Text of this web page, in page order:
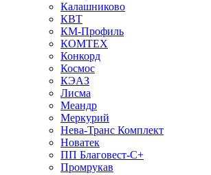
Калашниково
КВТ
КМ-Профиль
КОМТЕХ
Конкорд
Космос
КЭАЗ
Лисма
Меандр
Меркурий
Нева-Транс Комплект
Новатек
ПП Благовест-С+
Промрукав